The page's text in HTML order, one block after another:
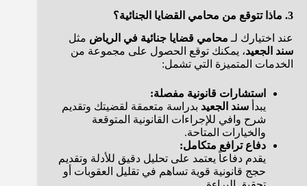
3. ماذا تتوقع من محامي القضايا الجنائية؟
عند اختيارك لـ محامي قضايا جنائية في الرياض مثل
سند الجعيد، يمكنك توقع الحصول على مجموعة من
الخدمات المتميزة التي تشمل:
استشارات قانونية مفصلة:
يبدأ سند الجعيد بدراسة متعمقة لقضيتك وتقديم
شرح وافي للإجراءات القانونية المتوقعة
والخيارات المتاحة.
دفاع ترافع متكامل:
يقدم دفاعاً يعتمد على تحليل دقيق للأدلة وتقديم
حجج قانونية قوية تساهم في تقليل العقوبات أو